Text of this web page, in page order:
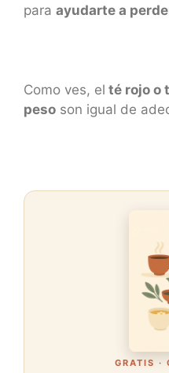
para ayudarte a
Como ves, el té rojo o
peso son igual de
GRATIS ·